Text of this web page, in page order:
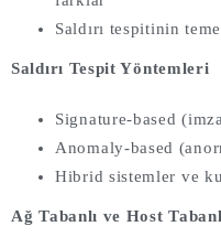
Saldırı tespitinin
Saldırı Tespit Yöntemleri
Signature-based
Anomaly-based
Hibrid sistemler ve
Ağ Tabanlı ve Host